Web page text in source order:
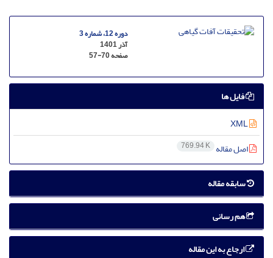
دوره 12، شماره 3
آذر 1401
صفحه57-70
فایل ها
اصل مقاله 769.94 K
سابقه مقاله
هم رسانی
ارجاع به این مقاله